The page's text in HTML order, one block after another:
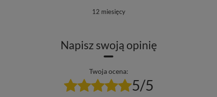
12 miesięcy
Napisz swoją opinię
Twoja ocena:
5/5